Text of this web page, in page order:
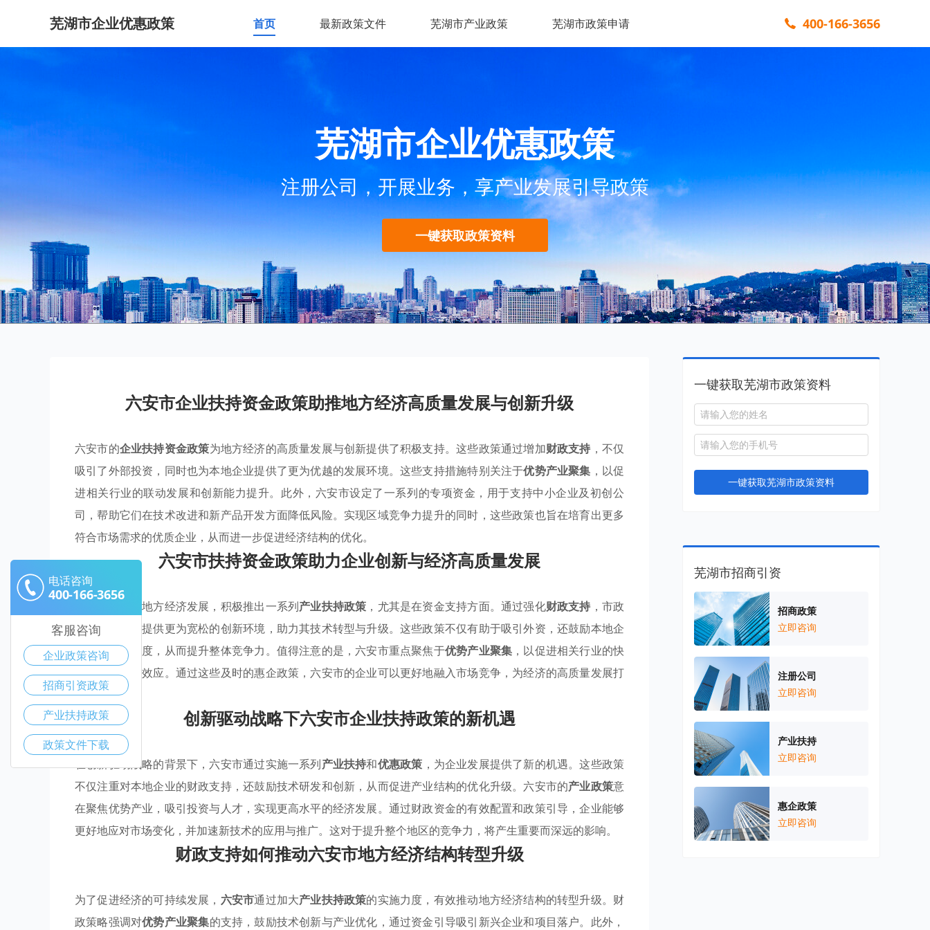
芜湖市企业优惠政策 首页 最新政策文件 芜湖市产业政策 芜湖市政策申请 400-166-3656
芜湖市企业优惠政策
注册公司，开展业务，享产业发展引导政策
一键获取政策资料
六安市企业扶持资金政策助推地方经济高质量发展与创新升级
六安市的企业扶持资金政策为地方经济的高质量发展与创新提供了积极支持。这些政策通过增加财政支持 ，不仅
吸引了外部投资，同时也为本地企业提供了更为优越的发展环境。这些支持措施特别关注于优势产业聚集 ，以促
进相关行业的联动发展和创新能力提升。此外，六安市设定了一系列的专项资金，用于支持中小企业及初创公
司，帮助它们在技术改进和新产品开发方面降低风险。实现区域竞争力提升的同时，这些政策也旨在培育出更多
符合市场需求的优质企业，从而进一步促进经济结构的优化。
六安市扶持资金政策助力企业创新与经济高质量发展
六安市为推动地方经济发展，积极推出一系列产业扶持政策 ，尤其是在资金支持方面。通过强化财政支持 ，市政
府旨在为企业提供更为宽松的创新环境，助力其技术转型与升级。这些政策不仅有助于吸引外资，还鼓励本地企
业加大研发力度，从而提升整体竞争力。值得注意的是，六安市重点聚焦于优势产业聚集 ，以促进相关行业的快
速发展和集群效应。通过这些及时的惠企政策，六安市的企业可以更好地融入市场竞争，为经济的高质量发展打
下坚实基础。
创新驱动战略下六安市企业扶持政策的新机遇
在创新驱动战略的背景下，六安市通过实施一系列产业扶持和优惠政策 ，为企业发展提供了新的机遇。这些政策
不仅注重对本地企业的财政支持，还鼓励技术研发和创新，从而促进产业结构的优化升级。六安市的产业政策意
在聚焦优势产业，吸引投资与人才，实现更高水平的经济发展。通过财政资金的有效配置和政策引导，企业能够
更好地应对市场变化，并加速新技术的应用与推广。这对于提升整个地区的竞争力，将产生重要而深远的影响。
财政支持如何推动六安市地方经济结构转型升级
为了促进经济的可持续发展， 六安市通过加大产业扶持政策的实施力度，有效推动地方经济结构的转型升级。财
政策略强调对优势产业聚集的支持，鼓励技术创新与产业优化，通过资金引导吸引新兴企业和项目落户。此外，
一键获取芜湖市政策资料
一键获取芜湖市政策资料
芜湖市招商引资
招商政策
立即咨询
注册公司
立即咨询
产业扶持
立即咨询
惠企政策
立即咨询
电话咨询
400-166-3656
客服咨询
企业政策咨询
招商引资政策
产业扶持政策
政策文件下载